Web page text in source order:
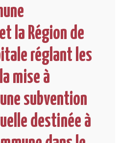
la Région de
réglant les
mise à
subvention
destinée à